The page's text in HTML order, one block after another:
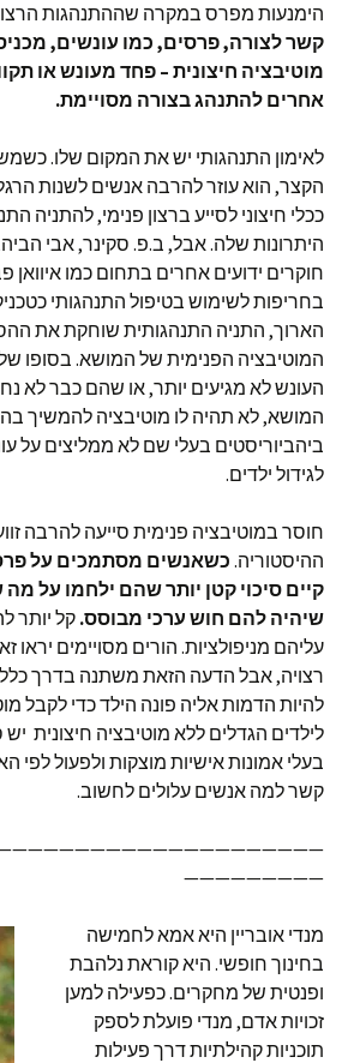
הימנעות מפרס במקרה שההתנהגות
קשר לצורה, פרסים, כמו עונשים,
מוטיבציה חיצונית – פחד מעונש או
אחרים להתנהג בצורה מסויימת.
לאימון התנהגותי יש את המקום שלו.
הקצר, הוא עוזר להרבה אנשים לשנות
ככלי חיצוני לסייע ברצון פנימי, להתניה
היתרונות שלה. אבל, ב.פ. סקינר, אבי
חוקרים ידועים אחרים בתחום כמו איוואן
בחריפות לשימוש בטיפול התנהגותי
הארוך, התניה התנהגותית שוחקת את
המוטיבציה הפנימית של המושא. בסופו
העונש לא מגיעים יותר, או שהם כבר לא
המושא, לא תהיה לו מוטיבציה להמשיך
ביהביוריסטים בעלי שם לא ממליצים על
לגידול ילדים.
חוסר במוטיבציה פנימית סייעה להרבה
ההיסטוריה. כשאנשים מסתמכים על
קיים סיכוי קטן יותר שהם ילחמו על
שיהיה להם חוש ערכי מבוסס. קל יותר
עליהם מניפולציות. הורים מסויימים יראו
רצויה, אבל הדעה הזאת משתנה בדרך
להיות הדמות אליה פונה הילד כדי לקבל
לילדים הגדלים ללא מוטיבציה חיצונית יש
בעלי אמונות אישיות מוצקות ולפעול לפי
קשר למה אנשים עלולים לחשוב.
—————————
מנדי אובריין היא אמא לחמישה
בחינוך חופשי. היא קוראת נלהבת
ופנטית של מחקרים. כפעילה למען
זכויות אדם, מנדי פועלת לספק
תוכניות קהילתיות דרך פעילות